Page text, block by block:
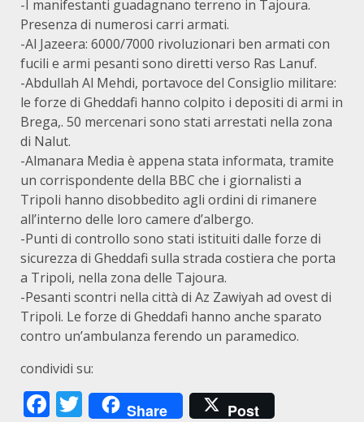
-I manifestanti guadagnano terreno in Tajoura.
Presenza di numerosi carri armati.
-Al Jazeera: 6000/7000 rivoluzionari ben armati con
fucili e armi pesanti sono diretti verso Ras Lanuf.
-Abdullah Al Mehdi, portavoce del Consiglio militare:
le forze di Gheddafi hanno colpito i depositi di armi in
Brega,. 50 mercenari sono stati arrestati nella zona
di Nalut.
-Almanara Media è appena stata informata, tramite
un corrispondente della BBC che i giornalisti a
Tripoli hanno disobbedito agli ordini di rimanere
all’interno delle loro camere d’albergo.
-Punti di controllo sono stati istituiti dalle forze di
sicurezza di Gheddafi sulla strada costiera che porta
a Tripoli, nella zona delle Tajoura.
-Pesanti scontri nella città di Az Zawiyah ad ovest di
Tripoli. Le forze di Gheddafi hanno anche sparato
contro un’ambulanza ferendo un paramedico.
condividi su:
Facebook
Twitter
Share Post